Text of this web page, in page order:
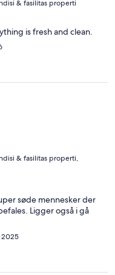
& fasilitas properti
is fresh and clean.
& fasilitas properti,
søde mennesker der
Ligger også i gå
2025